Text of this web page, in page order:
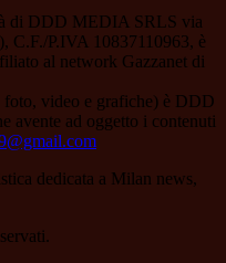
di DDD MEDIA SRLS via
C.F./P.IVA 10837110963, è
al network Gazzanet di
foto, video e grafiche) è DDD
avente ad oggetto i contenuti
dedicata a Milan news,